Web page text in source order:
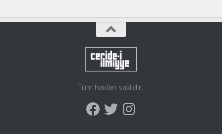
Tüm hakları saklıdır.